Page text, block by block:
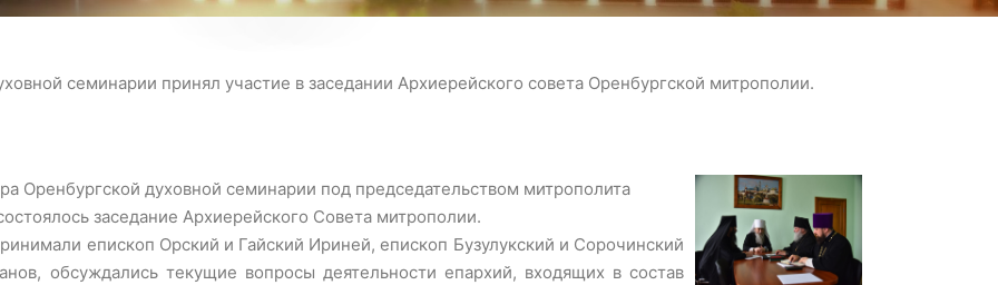
семинарии принял участие в заседании Архиерейского совета Оренбургской митрополии.
Оренбургской духовной семинарии под председательством митрополита
заседание Архиерейского Совета митрополии.
епископ Орский и Гайский Ириней, епископ Бузулукский и Сорочинский
обсуждались текущие вопросы деятельности епархий, входящих в состав